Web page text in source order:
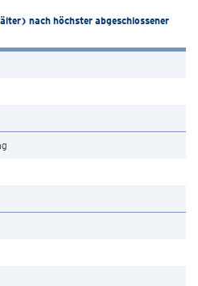
nach höchster abgeschlossener